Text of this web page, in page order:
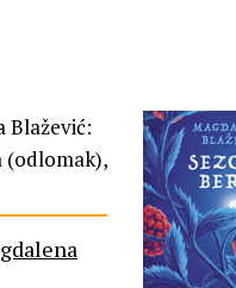
Blažević:
(odlomak),